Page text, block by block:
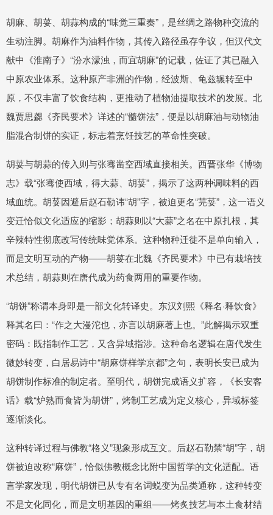
胡麻、胡荽、胡蒜构成的“味觉三重奏”，是丝绸之路物种交流的
生动注脚。胡麻作为油料作物，其传入路径虽存争议，但汉代文
献中《淮南子》“汾水濛浊，而宜胡麻”的记载，佐证了其已融入
中原农业体系。这种原产非洲的作物，经波斯、龟兹辗转至中
原，不仅丰富了饮食结构，更推动了植物油提取技术的发展。北
魏贾思勰《齐民要术》详述的“髓饼法”，便是以胡麻油与动物油
脂混合制饼的实证，标志着烹饪技艺的革命性突破。
胡荽与胡蒜的传入则与张骞凿空西域直接相关。西晋张华《博物
志》载“张骞使西域，得大蒜、胡荽”，揭示了这两种调味料的西
域血统。胡荽因避后赵石勒讳“胡”字，被迫更名“芫荽”，这一语义
变迁恰似文化适应的缩影；胡蒜则以“大蒜”之名在中原扎根，其
辛辣特性彻底改写传统味觉体系。这种物种迁徙不是单向输入，
而是文明互动的产物——胡荽在北魏《齐民要术》中已有栽培技
术总结，胡蒜则在唐代成为药食两用的重要作物。
“胡饼”称谓本身即是一部文化转译史。东汉刘熙《释名·释饮食》
释其名曰：“作之大漫沱也，亦言以胡麻著上也。”此解揭示双重
密码：既指制作工艺，又含异域指涉。这种命名逻辑在唐代发生
微妙转变，白居易诗中“胡麻饼样学京都”之句，表明长安已成为
胡饼制作标准的制定者。至明代，胡饼完成语义扩容，《长安客
话》载“炉熟而食皆为胡饼”，烤制工艺成为定义核心，异域标签
逐渐淡化。
这种转译过程与佛教“格义”现象形成互文。后赵石勒禁“胡”字，胡
饼被迫改称“麻饼”，恰似佛教概念比附中国哲学的文化适配。语
言学家发现，明代胡饼已从专有名词蜕变为品类通称，这种转变
不是文化同化，而是文明基因的重组——烤炙技艺与本土食材结